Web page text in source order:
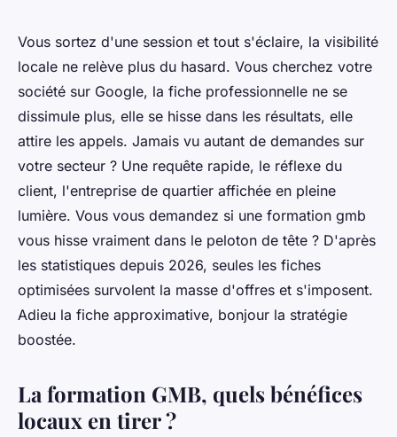
formation GMB : la stratégie
incontournable pour booster
votre visibilité locale
Adrien •20 février 2026•10 min de lecture
Vous sortez d'une session et tout s'éclaire, la visibilité
locale ne relève plus du hasard. Vous cherchez votre
société sur Google, la fiche professionnelle ne se
dissimule plus, elle se hisse dans les résultats, elle
attire les appels. Jamais vu autant de demandes sur
votre secteur ? Une requête rapide, le réflexe du
client, l'entreprise de quartier affichée en pleine
lumière. Vous vous demandez si une formation gmb
vous hisse vraiment dans le peloton de tête ? D'après
les statistiques depuis 2026, seules les fiches
optimisées survolent la masse d'offres et s'imposent.
Adieu la fiche approximative, bonjour la stratégie
boostée.
La formation GMB, quels bénéfices
locaux en tirer ?